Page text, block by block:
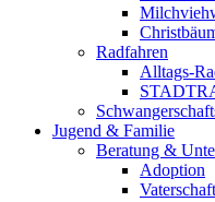
Radfahren
Alltags-
Jugend & Familie
Beratung &
Adoption